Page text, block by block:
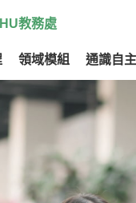
教務處
領域模組 通識自